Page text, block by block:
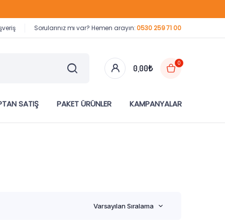
Sorularınız mı var? Hemen arayın:0530 259 71 00
0,00₺
0
SATIŞ PAKET ÜRÜNLER KAMPANYALAR
Varsayılan Sıralama